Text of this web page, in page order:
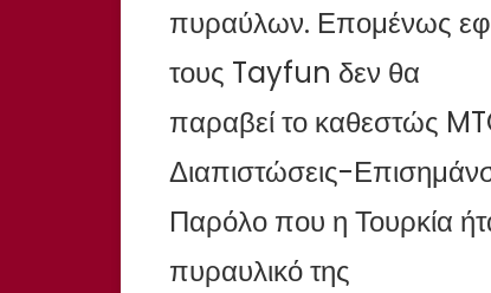
πυραύλων. Επομένως
τους Tayfun δεν θα
παραβεί το καθεστώς
Διαπιστώσεις-
Παρόλο που η Τουρκία
πυραυλικό της